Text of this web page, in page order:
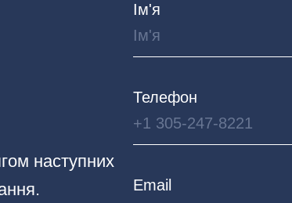
наступних
Ім'я
Телефон
Email